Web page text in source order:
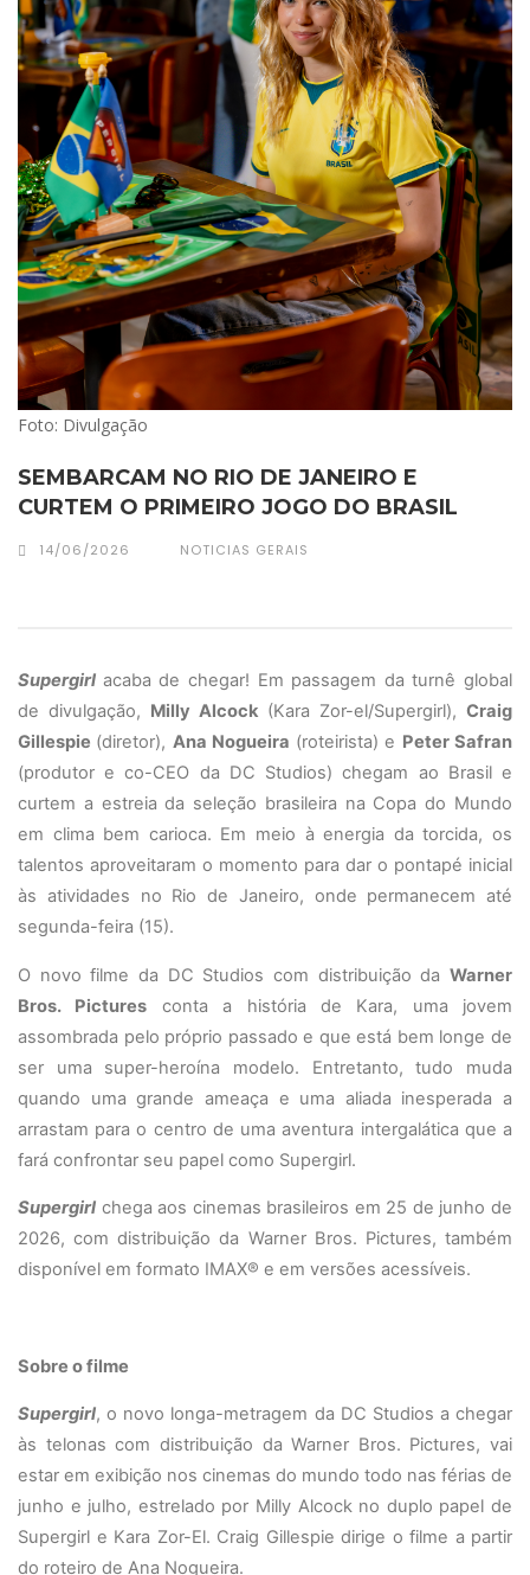
Foto: Divulgação
SEMBARCAM NO RIO DE JANEIRO E
CURTEM O PRIMEIRO JOGO DO BRASIL
14/06/2026 NOTICIAS GERAIS
Supergirl acaba de chegar! Em passagem da turnê global
de divulgação, Milly Alcock (Kara Zor-el/Supergirl), Craig
Gillespie (diretor), Ana Nogueira (roteirista) e Peter Safran
(produtor e co-CEO da DC Studios) chegam ao Brasil e
curtem a estreia da seleção brasileira na Copa do Mundo
em clima bem carioca. Em meio à energia da torcida, os
talentos aproveitaram o momento para dar o pontapé inicial
às atividades no Rio de Janeiro, onde permanecem até
segunda-feira (15).
O novo filme da DC Studios com distribuição da Warner
Bros. Pictures conta a história de Kara, uma jovem
assombrada pelo próprio passado e que está bem longe de
ser uma super-heroína modelo. Entretanto, tudo muda
quando uma grande ameaça e uma aliada inesperada a
arrastam para o centro de uma aventura intergalática que a
fará confrontar seu papel como Supergirl.
Supergirl chega aos cinemas brasileiros em 25 de junho de
2026, com distribuição da Warner Bros. Pictures, também
disponível em formato IMAX® e em versões acessíveis.
Sobre o filme
Supergirl, o novo longa-metragem da DC Studios a chegar
às telonas com distribuição da Warner Bros. Pictures, vai
estar em exibição nos cinemas do mundo todo nas férias de
junho e julho, estrelado por Milly Alcock no duplo papel de
Supergirl e Kara Zor-El. Craig Gillespie dirige o filme a partir
do roteiro de Ana Nogueira.